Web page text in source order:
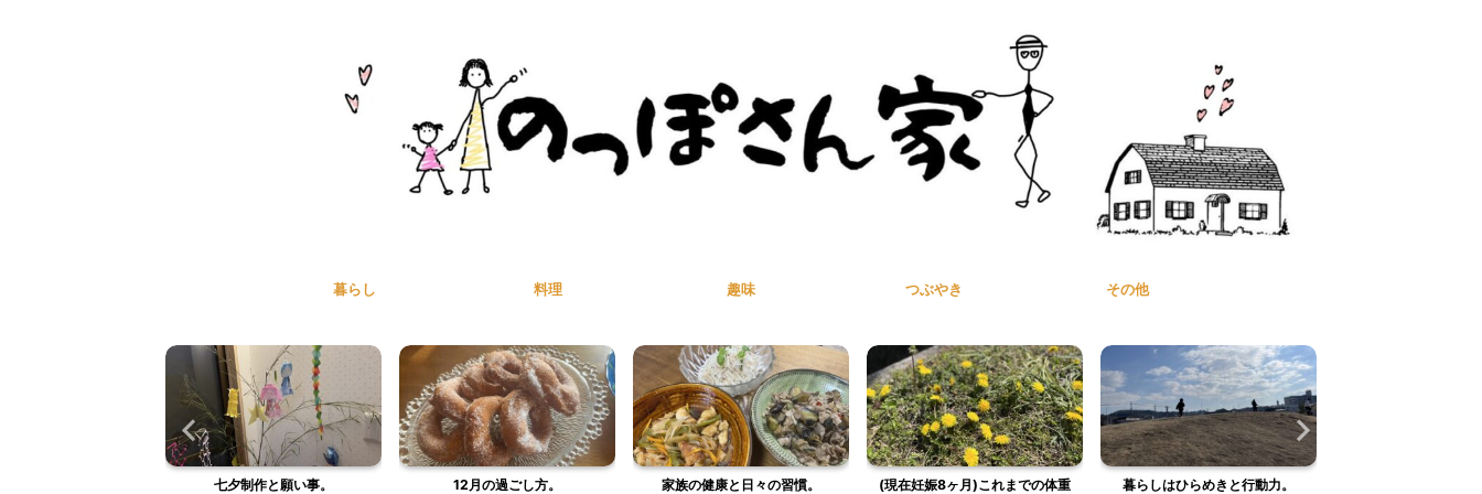
暮らし 料理 趣味 つぶやき その他
12月の過ごし方。 家族の健康と日々の習慣。 (現在妊娠8ヶ月)これまでの体重 暮らしはひらめきと行動力。 七草粥を食べて無病息災を願